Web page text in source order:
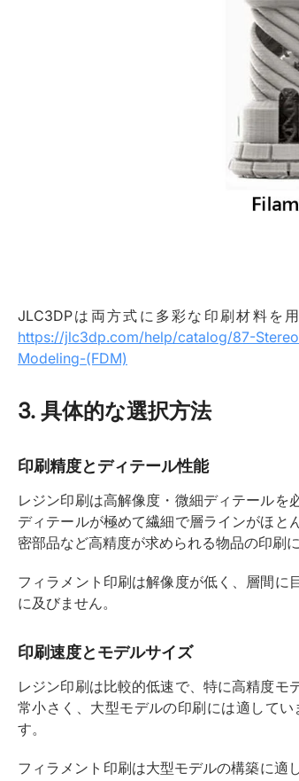
JLC3DPは両方式に多彩な印刷材料を
https://jlc3dp.com/help/catalog/87-
Modeling-(FDM)
3. 具体的な選択方法
印刷精度とディテール性能
レジン印刷は高解像度・微細ディテールを
ディテールが極めて繊細で層ラインがほ
密部品など高精度が求められる物品の印刷に
フィラメント印刷は解像度が低く、層間に
に及びません。
印刷速度とモデルサイズ
レジン印刷は比較的低速で、特に高精度モ
常小さく、大型モデルの印刷には適して
す。
フィラメント印刷は大型モデルの構築に適